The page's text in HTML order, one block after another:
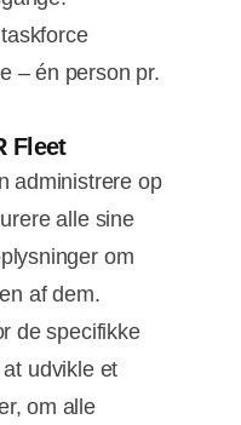
– én person pr.
Fleet
administrere op
alle sine
om
af dem.
de specifikke
udvikle et
om alle